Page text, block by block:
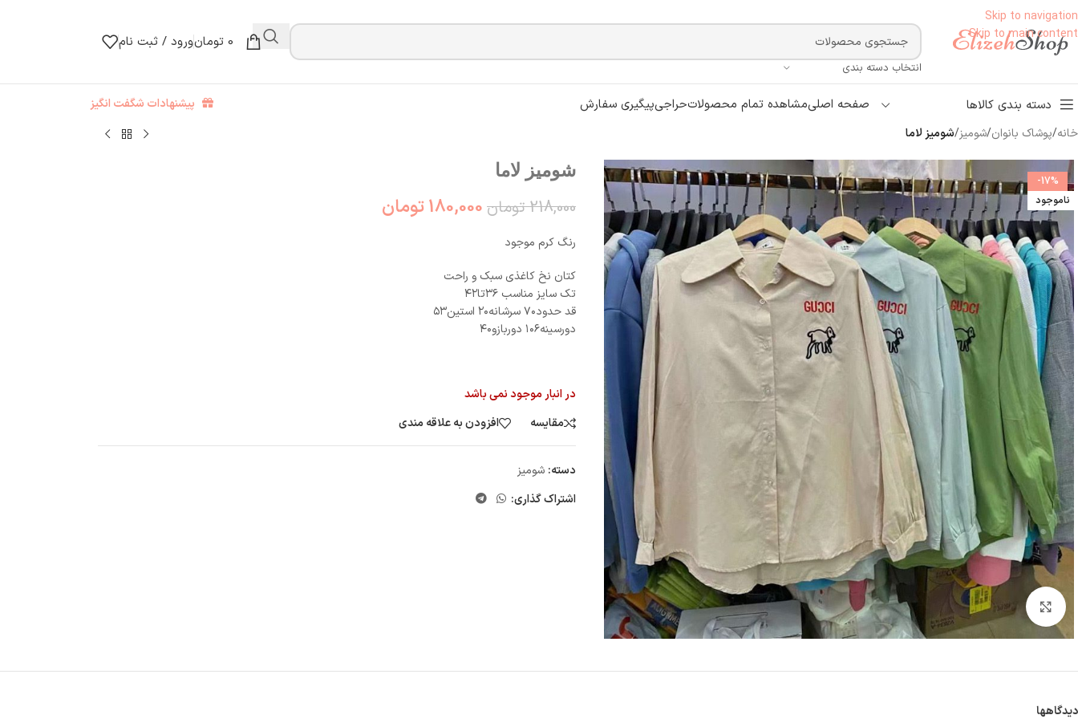
Skip to navigation
Skip to main content
انتخاب دسته بندی
0 تومانورود / ثبت نام
دسته بندی کالاها صفحه اصلیمشاهده تمام محصولاتحراجیپیگیری سفارش
پیشنهادات شگفت انگیز
خانه/پوشاک بانوان/شومیز/شومیز لاما
-17%
ناموجود
بزرگنمایی تصویر
شومیز لاما
218,000 تومان 180,000تومان
رنگ کرم‌ موجود
کتان نخ کاغذی سبک و راحت
تک سایز مناسب ۳۶تا۴۲
قد حدود۷۰ سرشانه۲۰ استین۵۳
دورسینه۱۰۶ دوربازو۴۰
در انبار موجود نمی باشد
مقایسه
افزودن به علاقه مندی
دسته: شومیز
اشتراک گذاری:
دیدگاهها